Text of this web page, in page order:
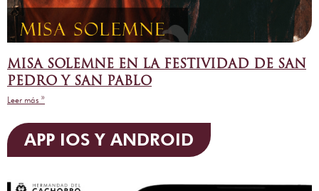
MISA SOLEMNE EN LA FESTIVIDAD DE SAN
PEDRO Y SAN PABLO
Leer más »
APP IOS Y ANDROID​